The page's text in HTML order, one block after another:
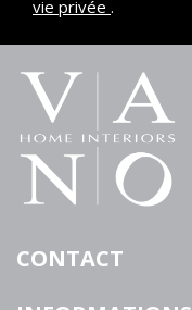
vie privée .
CONTACT